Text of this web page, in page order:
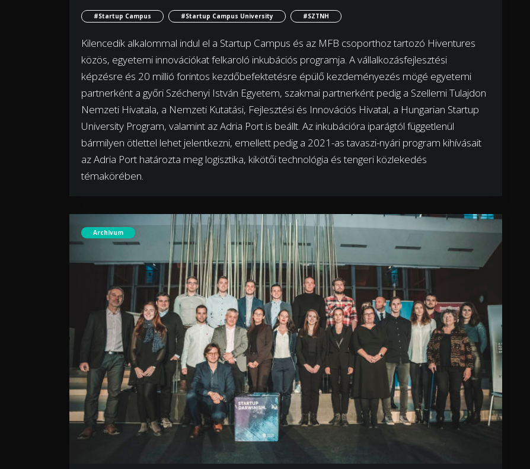
#Startup Campus #Startup Campus University #SZTNH
Kilencedik alkalommal indul el a Startup Campus és az MFB csoporthoz tartozó Hiventures
közös, egyetemi innovációkat felkaroló inkubációs programja. A vállalkozásfejlesztési
képzésre és 20 millió forintos kezdőbefektetésre épülő kezdeményezés mögé egyetemi
partnerként a győri Széchenyi István Egyetem, szakmai partnerként pedig a Szellemi Tulajdon
Nemzeti Hivatala, a Nemzeti Kutatási, Fejlesztési és Innovációs Hivatal, a Hungarian Startup
University Program, valamint az Adria Port is beállt. Az inkubációra iparágtól függetlenül
bármilyen ötlettel lehet jelentkezni, emellett pedig a 2021-as tavaszi-nyári program kihívásait
az Adria Port határozta meg logisztika, kikötői technológia és tengeri közlekedés
témakörében.
Archívum